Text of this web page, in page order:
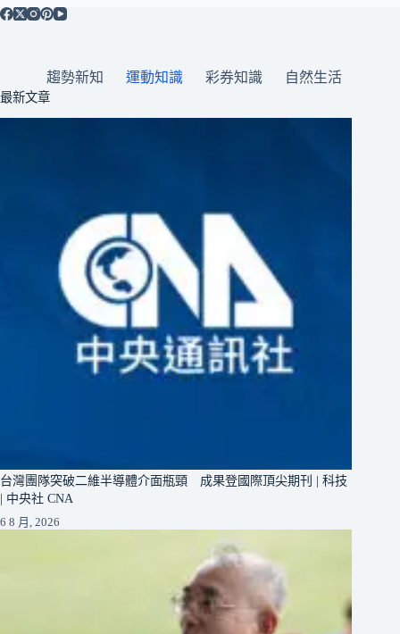
趨勢新知 運動知識 彩券知識 自然生活
最新文章
台灣團隊突破二維半導體介面瓶頸 成果登國際頂尖期刊 | 科技
| 中央社 CNA
6 8 月, 2026